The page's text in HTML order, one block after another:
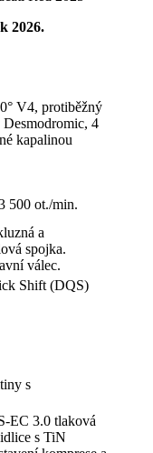
2026.
V4, protiběžný
4
kapalinou
500 ot./min.
a
spojka.
válec.
Shift (DQS)
s
EC 3.0 tlaková
s TiN